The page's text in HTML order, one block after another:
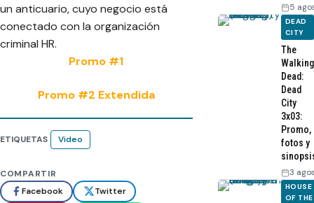
un anticuario, cuyo negocio está
conectado con la organización
criminal HR.
Promo #1
Promo #2 Extendida
ETIQUETAS Video
COMPARTIR
Facebook
Twitter
5
DEAD
CITY
The
Walking
Dead:
Dead
City
3x03:
Promo,
fotos y
3
HOUSE
OF THE